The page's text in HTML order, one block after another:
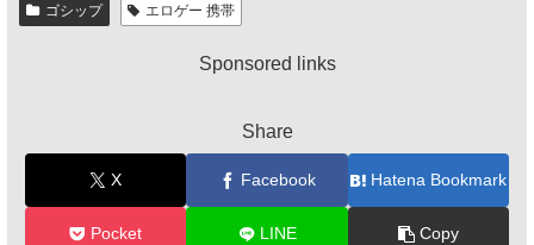
ゴシップ エロゲー 携帯
Sponsored links
Share
X Facebook Hatena Bookmark
Pocket LINE Copy